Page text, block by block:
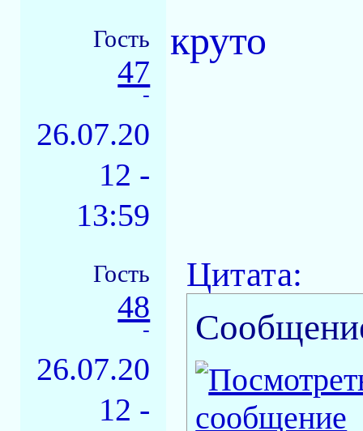
Гость
47
-
26.07.20
12 -
13:59
круто
Гость
48
-
26.07.20
12 -
Цитата: